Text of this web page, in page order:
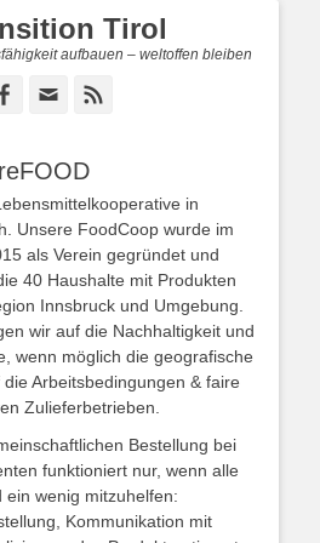
Tirol
aufbauen – weltoffen bleiben
Facebook
in
Unsere FoodCoop wurde im
als Verein gegründet und
40 Haushalte mit Produkten
Innsbruck und Umgebung.
wir auf die Nachhaltigkeit und
wenn möglich die geografische
Arbeitsbedingungen & faire
Zulieferbetrieben.
Bestellung bei
funktioniert nur, wenn alle
ein wenig mitzuhelfen:
Kommunikation mit